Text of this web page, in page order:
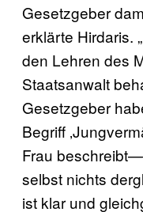
Gesetzgeber
erklärte Hirdaris.
den Lehren des
Staatsanwalt
Gesetzgeber
Begriff
Frau
selbst nichts
ist klar und